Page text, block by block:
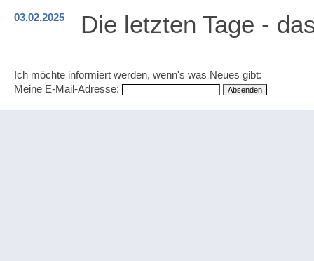
03.02.2025 Die letzten Tage -
Ich möchte informiert werden, wenn's was Neues gibt:
Meine E-Mail-Adresse: